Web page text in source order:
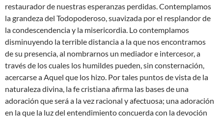
restaurador de nuestras esperanzas perdidas. Contemplamos
la grandeza del Todopoderoso, suavizada por el resplandor de
la condescendencia y la misericordia. Lo contemplamos
disminuyendo la terrible distancia a la que nos encontramos
de su presencia, al nombrarnos un mediador e intercesor, a
través de los cuales los humildes pueden, sin consternación,
acercarse a Aquel que los hizo. Por tales puntos de vista de la
naturaleza divina, la fe cristiana afirma las bases de una
adoración que será a la vez racional y afectuosa; una adoración
en la que la luz del entendimiento concuerda con la devoción